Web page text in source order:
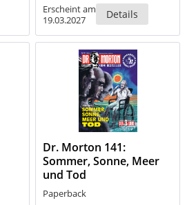
Erscheint am
19.03.2027
Details
Dr. Morton 141:
Sommer, Sonne, Meer
und Tod
Paperback